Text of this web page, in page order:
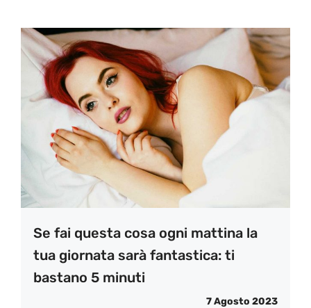
Se fai questa cosa ogni mattina la
tua giornata sarà fantastica: ti
bastano 5 minuti
7 Agosto 2023